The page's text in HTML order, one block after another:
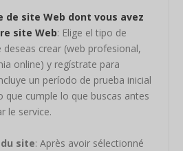
de site Web dont vous avez
site Web: Elige el tipo de
crear (web profesional,
online) y regístrate para
un período de prueba inicial
que cumple lo que buscas antes
le service.
site: Après avoir sélectionné